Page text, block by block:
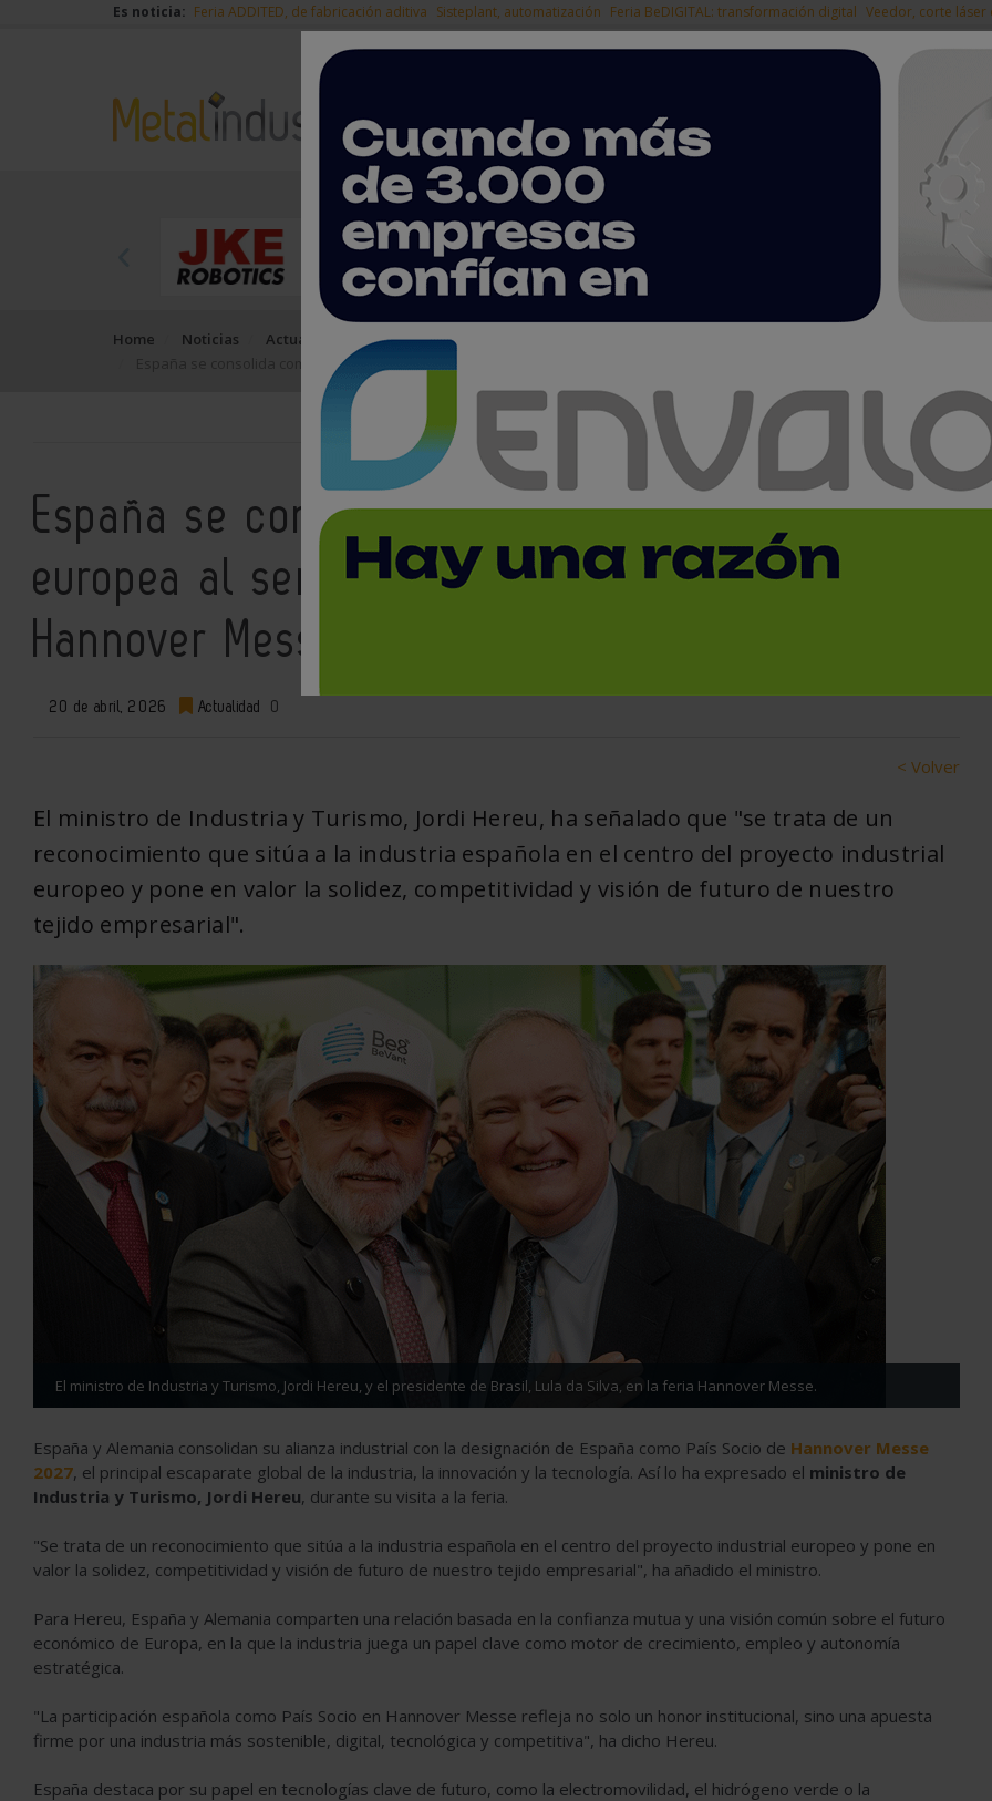
Es noticia: Feria ADDITED, de fabricación aditiva Sisteplant, automatización Feria BeDIGITAL: transformación digital Veedor, corte láser
|
NOTICIAS PRODUCTOS EMPRESAS
Home Noticias
Actualidad
España se consolida como potencia industrial europea al ser elegido País Socio de la feria Hannover Messe 2027
España se consolida como potencia industrial
europea al ser elegido País Socio de la feria
Hannover Messe 2027
20 de abril, 2026 Actualidad 0
< Volver
El ministro de Industria y Turismo, Jordi Hereu, ha señalado que "se trata de un
reconocimiento que sitúa a la industria española en el centro del proyecto industrial
europeo y pone en valor la solidez, competitividad y visión de futuro de nuestro
tejido empresarial".
El ministro de Industria y Turismo, Jordi Hereu, y el presidente de Brasil, Lula da Silva, en la feria Hannover Messe.
España y Alemania consolidan su alianza industrial con la designación de España como País Socio de Hannover Messe
2027, el principal escaparate global de la industria, la innovación y la tecnología. Así lo ha expresado el ministro de
Industria y Turismo, Jordi Hereu, durante su visita a la feria.
"Se trata de un reconocimiento que sitúa a la industria española en el centro del proyecto industrial europeo y pone en
valor la solidez, competitividad y visión de futuro de nuestro tejido empresarial", ha añadido el ministro.
Para Hereu, España y Alemania comparten una relación basada en la confianza mutua y una visión común sobre el futuro
económico de Europa, en la que la industria juega un papel clave como motor de crecimiento, empleo y autonomía
estratégica.
"La participación española como País Socio en Hannover Messe refleja no solo un honor institucional, sino una apuesta
firme por una industria más sostenible, digital, tecnológica y competitiva", ha dicho Hereu.
España destaca por su papel en tecnologías clave de futuro, como la electromovilidad, el hidrógeno verde o la